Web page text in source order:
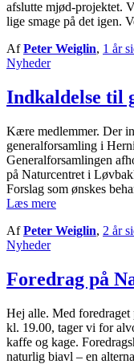
afslutte mjød-projektet.
lige smage på det igen.
AfPeter Weiglin, 1 år
Nyheder
Indkaldelse til
Kære medlemmer. Der
generalforsamling i
Generalforsamlingen
på Naturcentret i
Forslag som ønskes
Læs mere
AfPeter Weiglin, 2 år
Nyheder
Foredrag på
Hej alle. Med foredraget
kl. 19.00, tager vi for
kaffe og kage.
naturlig biavl – en